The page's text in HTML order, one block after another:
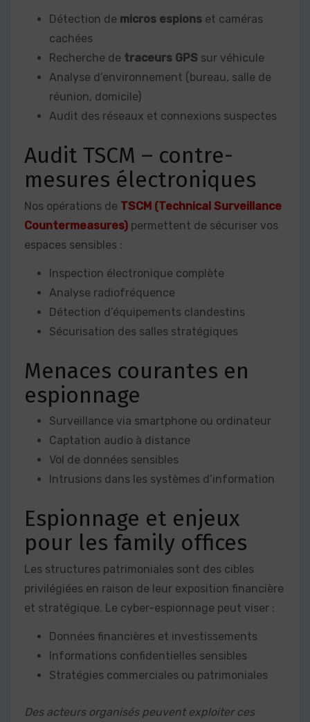
Détection de micros espions et caméras
cachées
Recherche de traceurs GPS sur véhicule
Analyse d’environnement (bureau, salle de
réunion, domicile)
Audit des réseaux et connexions suspectes
Audit TSCM – contre-
mesures électroniques
Nos opérations de TSCM (Technical Surveillance
Countermeasures) permettent de sécuriser vos
espaces sensibles :
Inspection électronique complète
Analyse radiofréquence
Détection d’équipements clandestins
Sécurisation des salles stratégiques
Menaces courantes en
espionnage
Surveillance via smartphone ou ordinateur
Captation audio à distance
Vol de données sensibles
Intrusions dans les systèmes d’information
Espionnage et enjeux
pour les family offices
Les structures patrimoniales sont des cibles
privilégiées en raison de leur exposition financière
et stratégique. Le cyber-espionnage peut viser :
Données financières et investissements
Informations confidentielles sensibles
Stratégies commerciales ou patrimoniales
Des acteurs organisés peuvent exploiter ces